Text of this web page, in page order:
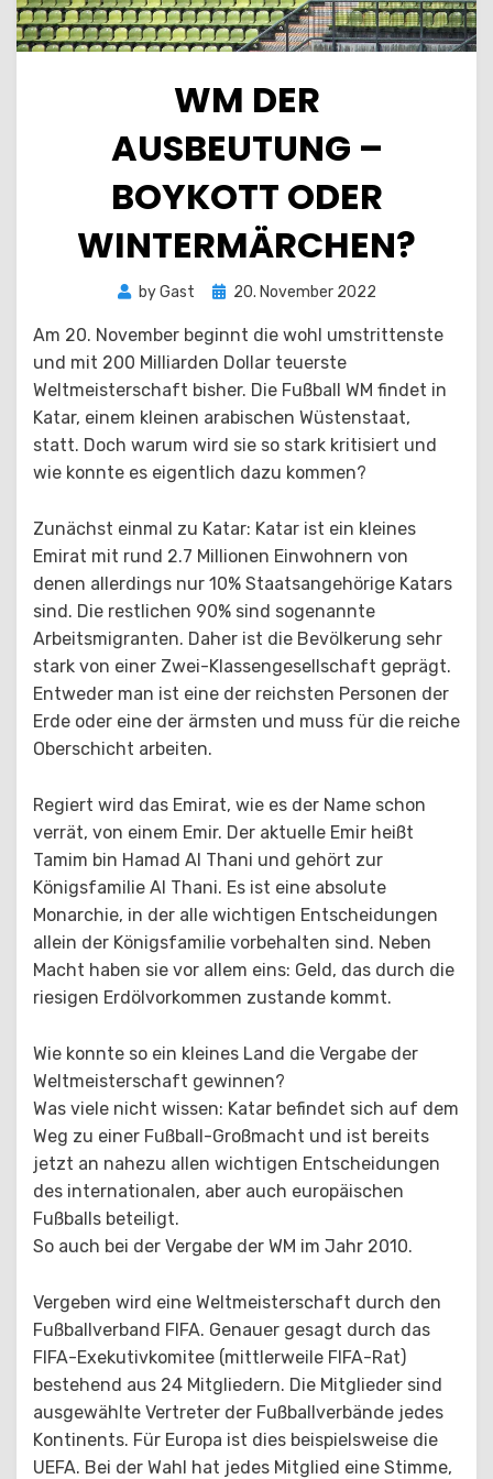
WM DER
AUSBEUTUNG –
BOYKOTT ODER
WINTERMÄRCHEN?
byGast
Posted
20. November 2022
Am 20. November beginnt die wohl umstrittenste
und mit 200 Milliarden Dollar teuerste
Weltmeisterschaft bisher. Die Fußball WM findet in
Katar, einem kleinen arabischen Wüstenstaat,
statt. Doch warum wird sie so stark kritisiert und
wie konnte es eigentlich dazu kommen?
Zunächst einmal zu Katar: Katar ist ein kleines
Emirat mit rund 2.7 Millionen Einwohnern von
denen allerdings nur 10% Staatsangehörige Katars
sind. Die restlichen 90% sind sogenannte
Arbeitsmigranten. Daher ist die Bevölkerung sehr
stark von einer Zwei-Klassengesellschaft geprägt.
Entweder man ist eine der reichsten Personen der
Erde oder eine der ärmsten und muss für die reiche
Oberschicht arbeiten.
Regiert wird das Emirat, wie es der Name schon
verrät, von einem Emir. Der aktuelle Emir heißt
Tamim bin Hamad Al Thani und gehört zur
Königsfamilie Al Thani. Es ist eine absolute
Monarchie, in der alle wichtigen Entscheidungen
allein der Königsfamilie vorbehalten sind. Neben
Macht haben sie vor allem eins: Geld, das durch die
riesigen Erdölvorkommen zustande kommt.
Wie konnte so ein kleines Land die Vergabe der
Weltmeisterschaft gewinnen?
Was viele nicht wissen: Katar befindet sich auf dem
Weg zu einer Fußball-Großmacht und ist bereits
jetzt an nahezu allen wichtigen Entscheidungen
des internationalen, aber auch europäischen
Fußballs beteiligt.
So auch bei der Vergabe der WM im Jahr 2010.
Vergeben wird eine Weltmeisterschaft durch den
Fußballverband FIFA. Genauer gesagt durch das
FIFA-Exekutivkomitee (mittlerweile FIFA-Rat)
bestehend aus 24 Mitgliedern. Die Mitglieder sind
ausgewählte Vertreter der Fußballverbände jedes
Kontinents. Für Europa ist dies beispielsweise die
UEFA. Bei der Wahl hat jedes Mitglied eine Stimme,